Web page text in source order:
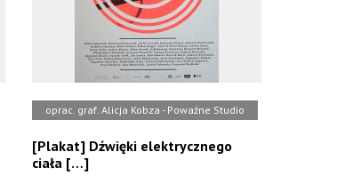
oprac. graf. Alicja Kobza - Poważne Studio
[Plakat] Dźwięki elektrycznego
ciała […]